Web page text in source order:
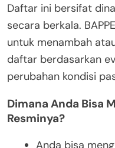
Daftar ini bersifat
secara berkala.
untuk menambah
daftar berdasarkan
perubahan kondisi
Dimana Anda Bisa
Resminya?
Anda bisa